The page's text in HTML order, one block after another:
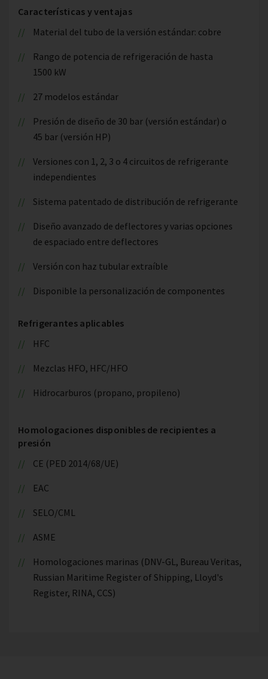
Características y ventajas
Material del tubo de la versión estándar: cobre
Rango de potencia de refrigeración de hasta
1500 kW
27 modelos estándar
Presión de diseño de 30 bar (versión estándar) o
45 bar (versión HP)
Versiones con 1, 2, 3 o 4 circuitos de refrigerante
independientes
Sistema patentado de distribución de refrigerante
Diseño avanzado de deflectores y varias opciones
de espaciado entre deflectores
Versión con haz tubular extraíble
Disponible la personalización de componentes
Refrigerantes aplicables
HFC
Mezclas HFO, HFC/HFO
Hidrocarburos (propano, propileno)
Homologaciones disponibles de recipientes a
presión
CE (PED 2014/68/UE)
EAC
SELO/CML
ASME
Homologaciones marinas (DNV-GL, Bureau Veritas,
Russian Maritime Register of Shipping, Lloyd's
Register, RINA, CCS)